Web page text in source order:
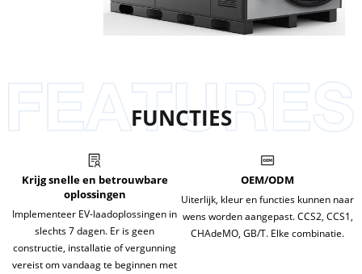
FUNCTIES
Krijg snelle en betrouwbare
oplossingen
Implementeer EV-laadoplossingen in
slechts 7 dagen. Er is geen
constructie, installatie of vergunning
vereist om vandaag te beginnen met
OEM/ODM
Uiterlijk, kleur en functies kunnen naar
wens worden aangepast. CCS2, CCS1,
CHAdeMO, GB/T. Elke combinatie.